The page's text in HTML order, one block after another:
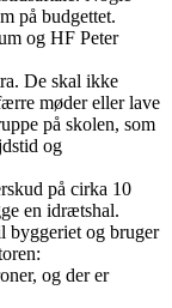
på budgettet.
og HF Peter
De skal ikke
møder eller lave
på skolen, som
og
på cirka 10
en idrætshal.
byggeriet og bruger
og der er